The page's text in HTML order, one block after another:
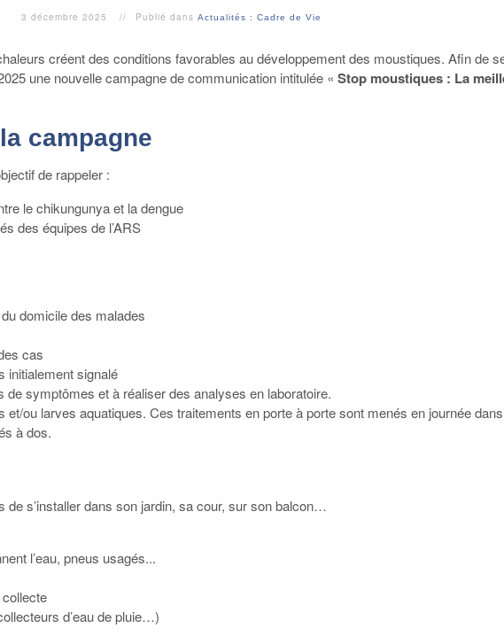
3 décembre 2025 Publié dans Actualités : Cadre de Vie
créent des conditions favorables au développement des moustiques. Afin de
une nouvelle campagne de communication intitulée « Stop moustiques : La
campagne
de rappeler :
le chikungunya et la dengue
des équipes de l’ARS
domicile des malades
cas
initialement signalé
symptômes et à réaliser des analyses en laboratoire.
ou larves aquatiques. Ces traitements en porte à porte sont menés en journée
à dos.
s’installer dans son jardin, sa cour, sur son balcon…
l’eau, pneus usagés...
d’eau de pluie…)